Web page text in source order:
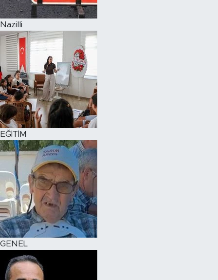
Nazilli
EĞİTİM
GENEL